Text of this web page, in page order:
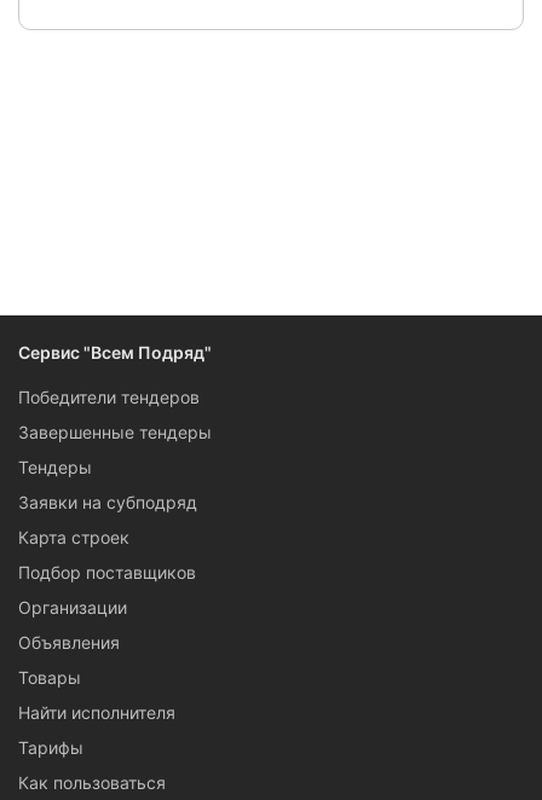
Сервис "Всем Подряд"
Победители тендеров
Завершенные тендеры
Тендеры
Заявки на субподряд
Карта строек
Подбор поставщиков
Организации
Объявления
Товары
Найти исполнителя
Тарифы
Как пользоваться